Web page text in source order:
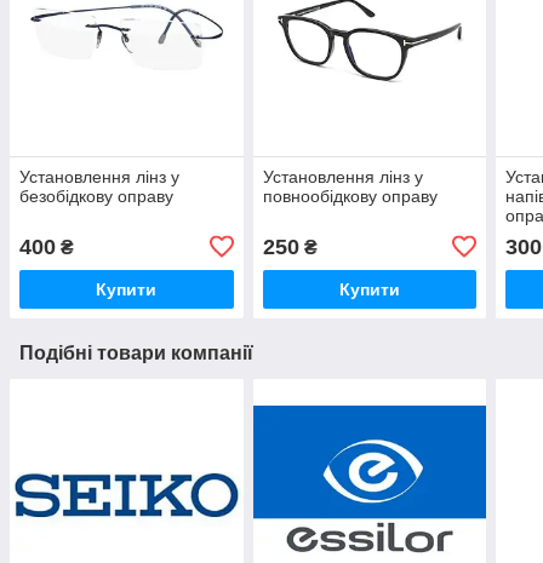
Установлення лінз у
безобідкову оправу
400 ₴
Купити
Установлення лінз у
повнообідкову оправу
250₴
Купити
300
Подібні товари компанії